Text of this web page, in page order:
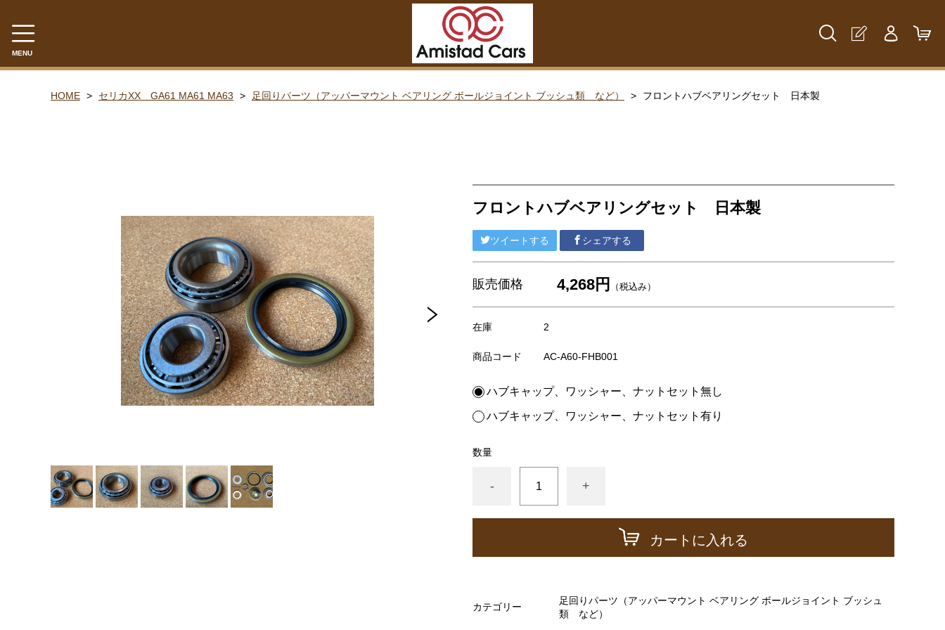
MENU
ステアリングパーツ（ピットマンアーム アイドラーアーム 各種リペアキット タイロッドエンド など）
ウエザーストリップ ワイヤー類
セリカXX GA61 MA61 MA63
エンジンパーツ 5M-GEU MA61
エンジンパーツ M-TEU MA63
エンジンパーツ 1G-GEU GA61
エンジンパーツ 1G-EU GA61
エンジンパーツ（マウント 他）
ステアリングパーツ（各種リペアキット ラックブーツ ラックエンド タイロッドエンド など）
足回りパーツ（アッパーマウント ベアリング ボールジョイント ブッシュ類 など）
HOME セリカXX GA61 MA61 MA63 足回りパーツ（アッパーマウント ベアリング ボールジョイント ブッシュ類 など） フロントハブベアリングセット 日本製
フロントハブベアリングセット 日本製
ツイートする シェアする
販売価格 4,268円 （税込み）
在庫 2
商品コード AC-A60-FHB001
ハブキャップ、ワッシャー、ナットセット無し
ハブキャップ、ワッシャー、ナットセット有り
数量
- +
カートに入れる
カテゴリー
足回りパーツ（アッパーマウント ベアリング ボールジョイント ブッシュ
類 など）